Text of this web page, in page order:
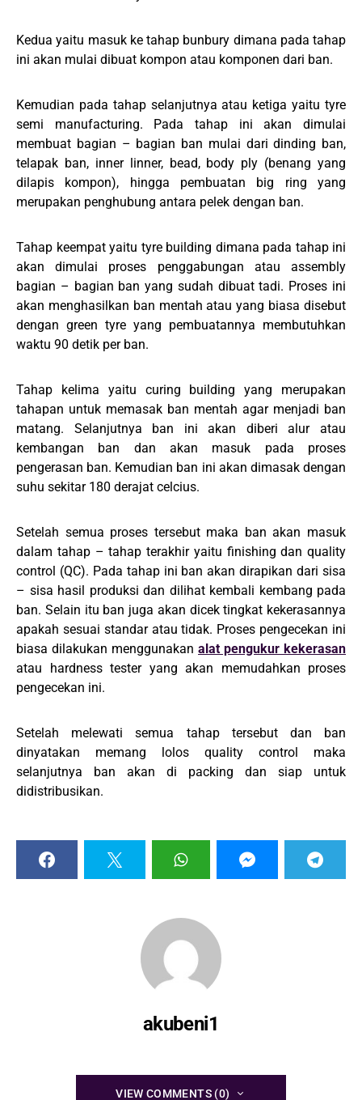
Kedua yaitu masuk ke tahap bunbury dimana pada tahap
ini akan mulai dibuat kompon atau komponen dari ban.
Kemudian pada tahap selanjutnya atau ketiga yaitu tyre
semi manufacturing. Pada tahap ini akan dimulai
membuat bagian – bagian ban mulai dari dinding ban,
telapak ban, inner linner, bead, body ply (benang yang
dilapis kompon), hingga pembuatan big ring yang
merupakan penghubung antara pelek dengan ban.
Tahap keempat yaitu tyre building dimana pada tahap ini
akan dimulai proses penggabungan atau assembly
bagian – bagian ban yang sudah dibuat tadi. Proses ini
akan menghasilkan ban mentah atau yang biasa disebut
dengan green tyre yang pembuatannya membutuhkan
waktu 90 detik per ban.
Tahap kelima yaitu curing building yang merupakan
tahapan untuk memasak ban mentah agar menjadi ban
matang. Selanjutnya ban ini akan diberi alur atau
kembangan ban dan akan masuk pada proses
pengerasan ban. Kemudian ban ini akan dimasak dengan
suhu sekitar 180 derajat celcius.
Setelah semua proses tersebut maka ban akan masuk
dalam tahap – tahap terakhir yaitu finishing dan quality
control (QC). Pada tahap ini ban akan dirapikan dari sisa
– sisa hasil produksi dan dilihat kembali kembang pada
ban. Selain itu ban juga akan dicek tingkat kekerasannya
apakah sesuai standar atau tidak. Proses pengecekan ini
biasa dilakukan menggunakan alat pengukur kekerasan
atau hardness tester yang akan memudahkan proses
pengecekan ini.
Setelah melewati semua tahap tersebut dan ban
dinyatakan memang lolos quality control maka
selanjutnya ban akan di packing dan siap untuk
didistribusikan.
akubeni1
VIEW COMMENTS (0)